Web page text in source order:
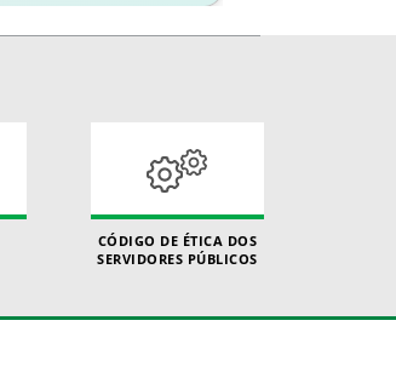
CÓDIGO DE ÉTICA DOS
SERVIDORES PÚBLICOS